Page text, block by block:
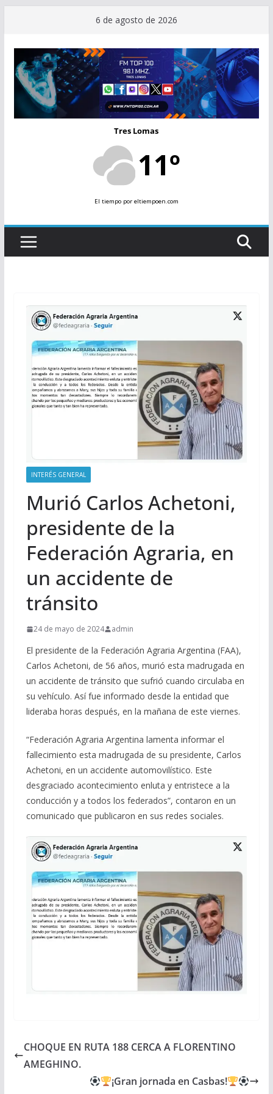
contenido
6 de agosto de 2026
Tres Lomas
11º
El tiempopor eltiempoen.com
INTERÉS GENERAL
Murió Carlos Achetoni,
presidente de la
Federación Agraria, en
un accidente de
tránsito
24 de mayo de 2024 admin
El presidente de la Federación Agraria Argentina (FAA),
Carlos Achetoni, de 56 años, murió esta madrugada en
un accidente de tránsito que sufrió cuando circulaba en
su vehículo. Así fue informado desde la entidad que
lideraba horas después, en la mañana de este viernes.
“Federación Agraria Argentina lamenta informar el
fallecimiento esta madrugada de su presidente, Carlos
Achetoni, en un accidente automovilístico. Este
desgraciado acontecimiento enluta y entristece a la
conducción y a todos los federados”, contaron en un
comunicado que publicaron en sus redes sociales.
CHOQUE EN RUTA 188 CERCA A FLORENTINO
AMEGHINO.
¡Gran jornada en Casbas!